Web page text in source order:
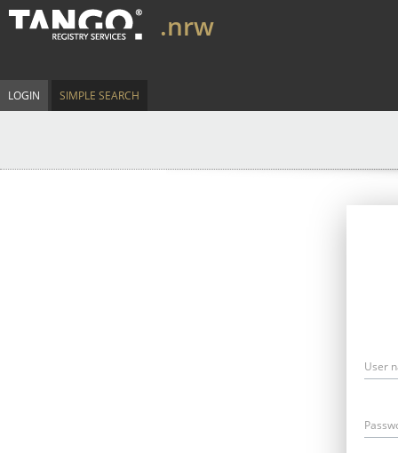
.nrw
LOGIN SIMPLE SEARCH
User